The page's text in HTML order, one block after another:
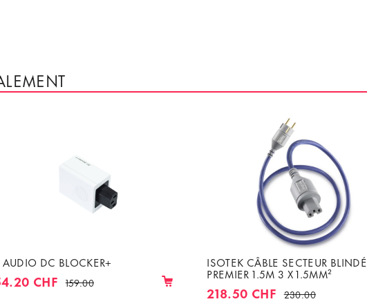
AUDIO DC BLOCKER+
CHF 159.00
ISOTEK CÂBLE SECTEUR BLINDÉ
PREMIER 1.5M 3 X 1.5MM²
218.50 CHF 230.00